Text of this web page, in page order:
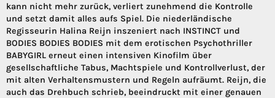
kann nicht mehr zurück, verliert zunehmend die Kontrolle
und setzt damit alles aufs Spiel. Die niederländische
Regisseurin Halina Reijn inszeniert nach INSTINCT und
BODIES BODIES BODIES mit dem erotischen Psychothriller
BABYGIRL erneut einen intensiven Kinofilm über
gesellschaftliche Tabus, Machtspiele und Kontrollverlust, der
mit alten Verhaltensmustern und Regeln aufräumt. Reijn, die
auch das Drehbuch schrieb, beeindruckt mit einer genauen